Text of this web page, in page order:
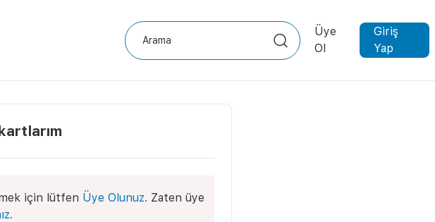
Üye
Ol
Giriş
Yap
için lütfen Üye Olunuz. Zaten üye